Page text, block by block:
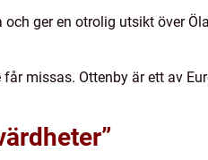
ger en otrolig utsikt över
missas. Ottenby är ett av